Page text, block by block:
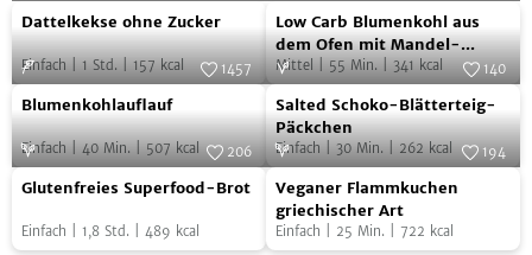
Dattelkekse
ohne
Zucker
SevenCooks
Dattelkekse ohne Zucker
Einfach 1 Std. 157 kcal
Low
Carb
Blumenkohl
aus
dem
Ofen
mit
Mandel-
Dukkah
Foto: SevenCooks
Low Carb Blumenkohl aus
dem Ofen mit Mandel-
Dukkah
Mittel 55 Min. 341 kcal
Blumenkohlauflauf
Foto:
1457
Blumenkohlauflauf
Einfach 40 Min. 507 kcal
Salted
Schoko-
Blätterteig-
Päckchen
Foto: SevenCooks
140
Salted Schoko-Blätterteig-
Päckchen
Einfach 30 Min. 262 kcal
Glutenfreies
Brot
Foto: SevenCooks
206
Glutenfreies Superfood-Brot
Einfach 1,8 Std. 489 kcal
Veganer
Flammkuchen
griechischer
Foto:
194
Veganer Flammkuchen
griechischer Art
Einfach 25 Min. 722 kcal